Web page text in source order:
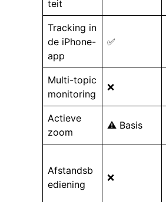
teit
Tracking in
de iPhone-
app
✅
Multi-topic
monitoring
❌
Actieve
zoom
⚠️ Basis
Afstandsb
ediening
❌